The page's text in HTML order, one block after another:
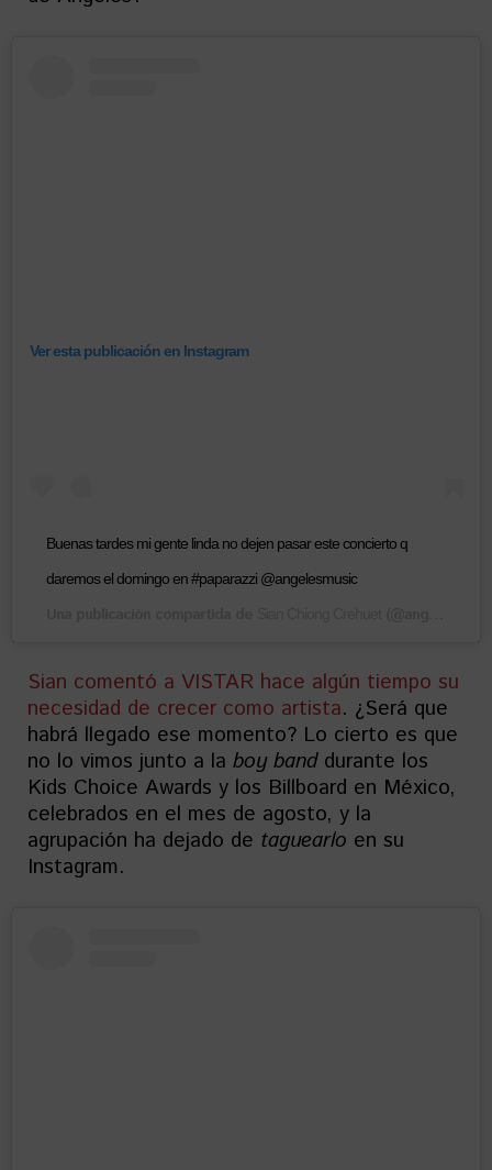
Ver esta publicación en Instagram
Buenas tardes mi gente linda no dejen pasar este concierto q
daremos el domingo en #paparazzi @angelesmusic
Sian comentó a VISTAR hace algún tiempo su
necesidad de crecer como artista. ¿Será que
habrá llegado ese momento? Lo cierto es que
no lo vimos junto a la boy banddurante los
Kids Choice Awards y los Billboard en México,
celebrados en el mes de agosto, y la
agrupación ha dejado de taguearlo en su
Instagram.